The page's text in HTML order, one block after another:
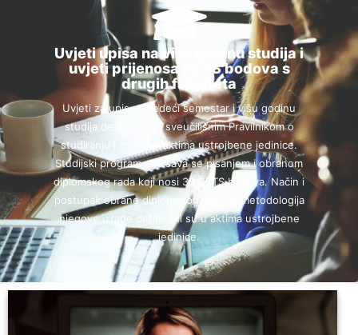
Uvjeti upisa na višu godinu studija i
uvjeti prijenosa ECTS bodova s
drugih fakulteta
Uvjeti za upis u sljedeći semestar i višu godinu
studija definirani su sveučilišnim Pravilnikom o
studiranju i internim aktima ustrojbene jedinice.
Studijski program završava se pisanjem i obranom
diplomskog rada koji nosi 30 ECTS bodova. Način i
postupak obrane diplomskog rada te metodologija
njegove izrade definirani su u aktima ustrojbene
jedinice.